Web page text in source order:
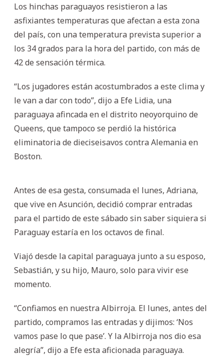
Los hinchas paraguayos resistieron a las
asfixiantes temperaturas que afectan a esta zona
del país, con una temperatura prevista superior a
los 34 grados para la hora del partido, con más de
42 de sensación térmica.
“Los jugadores están acostumbrados a este clima y
le van a dar con todo”, dijo a Efe Lidia, una
paraguaya afincada en el distrito neoyorquino de
Queens, que tampoco se perdió la histórica
eliminatoria de dieciseisavos contra Alemania en
Boston.
Antes de esa gesta, consumada el lunes, Adriana,
que vive en Asunción, decidió comprar entradas
para el partido de este sábado sin saber siquiera si
Paraguay estaría en los octavos de final.
Viajó desde la capital paraguaya junto a su esposo,
Sebastián, y su hijo, Mauro, solo para vivir ese
momento.
“Confiamos en nuestra Albirroja. El lunes, antes del
partido, compramos las entradas y dijimos: ‘Nos
vamos pase lo que pase’. Y la Albirroja nos dio esa
alegría”, dijo a Efe esta aficionada paraguaya.